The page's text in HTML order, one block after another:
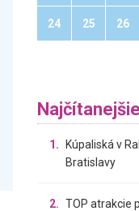
24 25 26
Najčítanejšie
1.
Kúpaliská v
Bratislavy
2. TOP atrakcie